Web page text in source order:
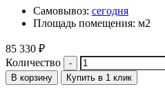
Самовывоз: сегодня
Площадь помещения: м2
85 330 ₽
Количество
В корзину Купить в 1 клик